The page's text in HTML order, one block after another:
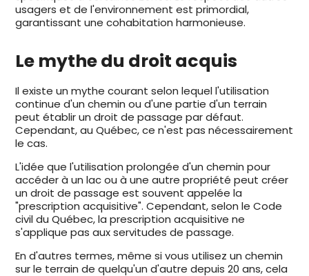
usagers et de l'environnement est primordial,
garantissant une cohabitation harmonieuse.
Le mythe du droit acquis
Il existe un mythe courant selon lequel l'utilisation
continue d'un chemin ou d'une partie d'un terrain
peut établir un droit de passage par défaut.
Cependant, au Québec, ce n'est pas nécessairement
le cas.
L'idée que l'utilisation prolongée d'un chemin pour
accéder à un lac ou à une autre propriété peut créer
un droit de passage est souvent appelée la
"prescription acquisitive". Cependant, selon le Code
civil du Québec, la prescription acquisitive ne
s'applique pas aux servitudes de passage.
En d'autres termes, même si vous utilisez un chemin
sur le terrain de quelqu'un d'autre depuis 20 ans, cela